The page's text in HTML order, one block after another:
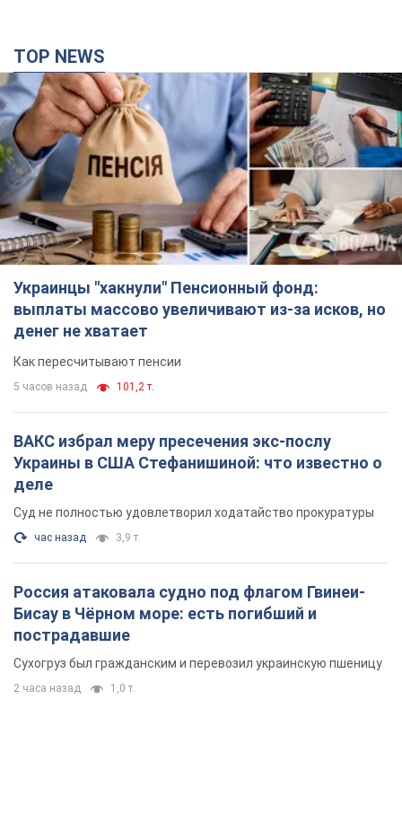
TOP NEWS
Украинцы "хакнули" Пенсионный фонд:
выплаты массово увеличивают из-за исков, но
денег не хватает
Как пересчитывают пенсии
5 часов назад 101,2 т.
ВАКС избрал меру пресечения экс-послу
Украины в США Стефанишиной: что известно о
деле
Суд не полностью удовлетворил ходатайство прокуратуры
час назад 3,9 т.
Россия атаковала судно под флагом Гвинеи-
Бисау в Чёрном море: есть погибший и
пострадавшие
Сухогруз был гражданским и перевозил украинскую пшеницу
2 часа назад 1,0 т.